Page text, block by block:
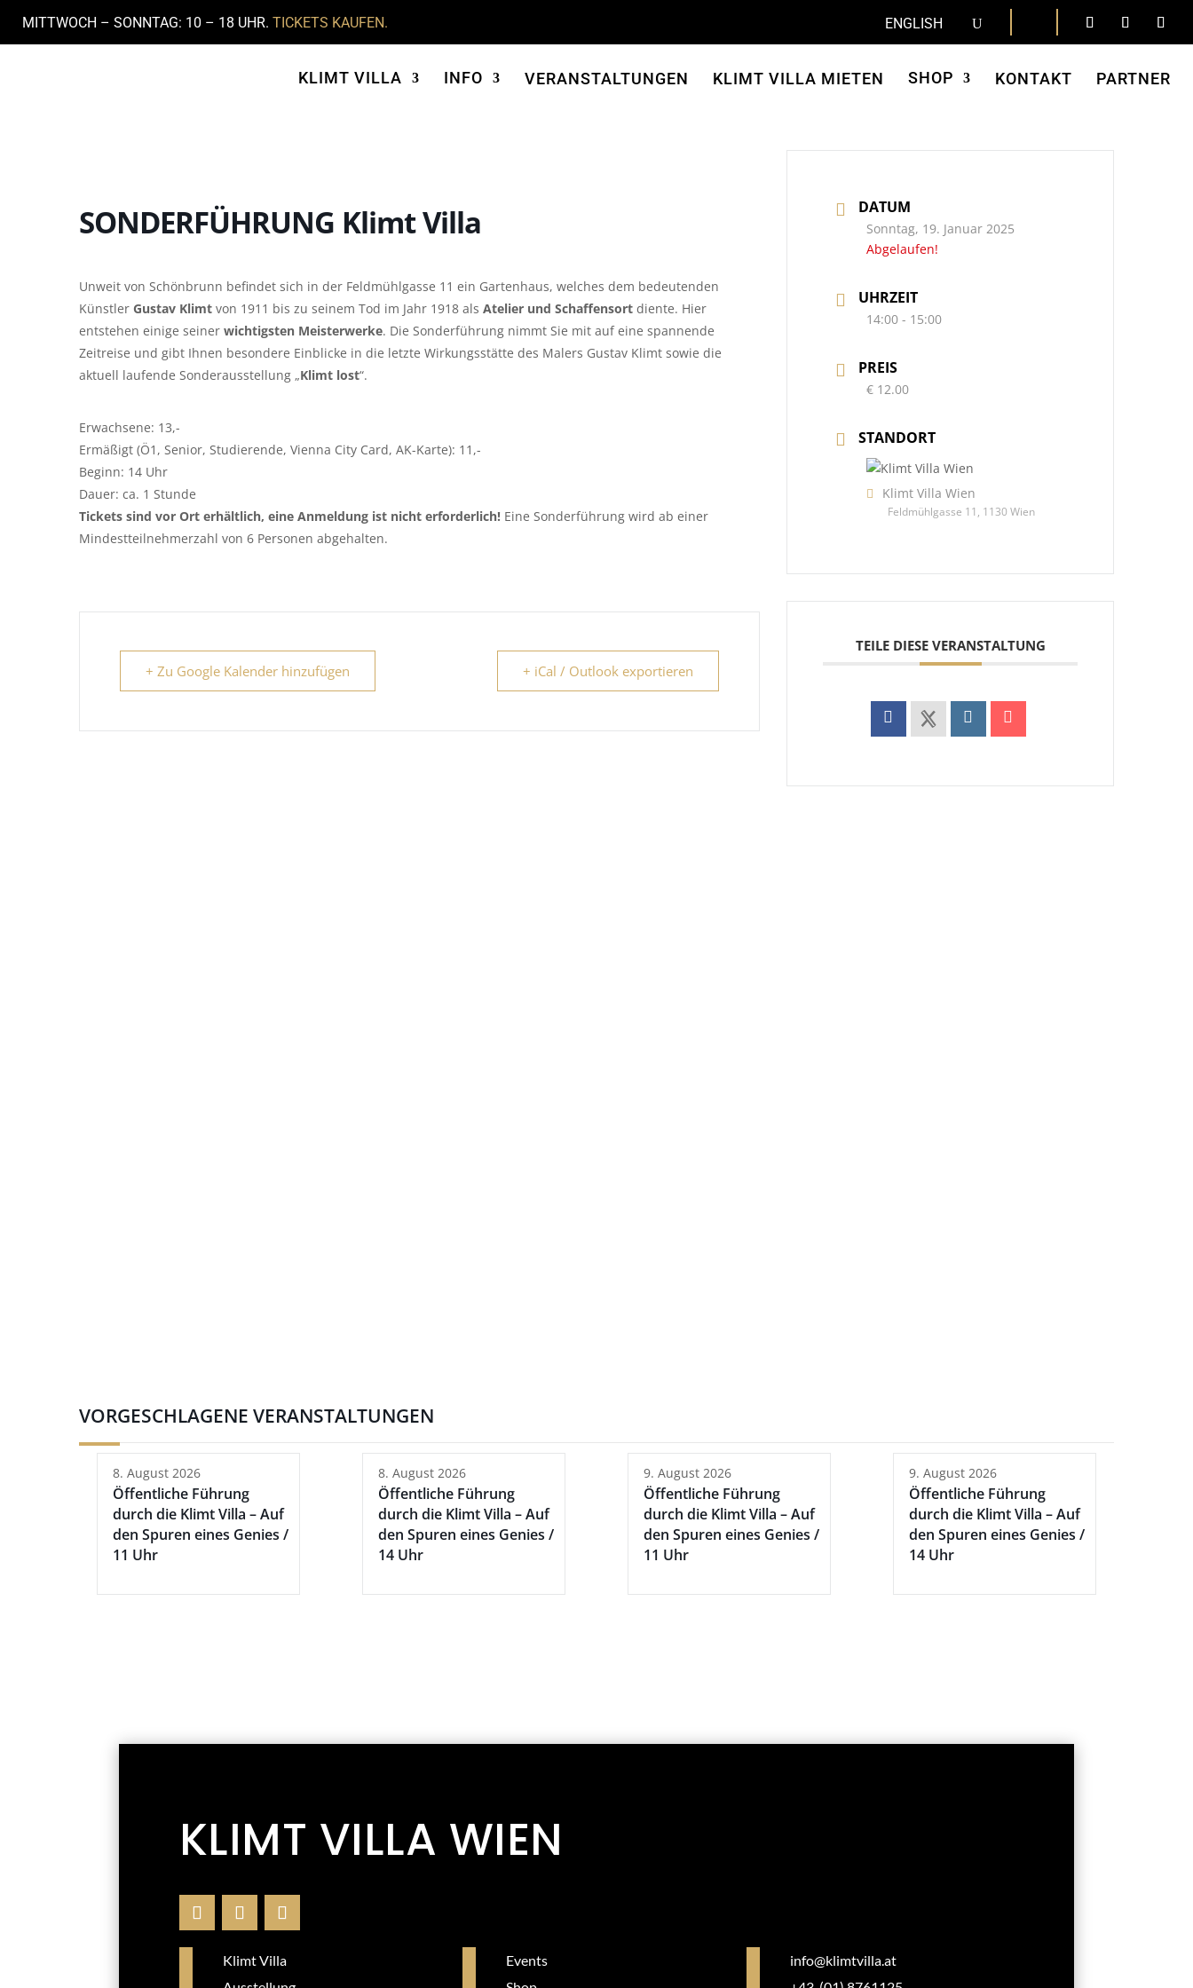
MITTWOCH – SONNTAG: 10 – 18 UHR. TICKETS KAUFEN. ENGLISH
KLIMT VILLA INFO VERANSTALTUNGEN KLIMT VILLA MIETEN SHOP KONTAKT PARTNER
SONDERFÜHRUNG Klimt Villa
Unweit von Schönbrunn befindet sich in der Feldmühlgasse 11 ein Gartenhaus, welches dem bedeutenden
Künstler Gustav Klimt von 1911 bis zu seinem Tod im Jahr 1918 als Atelier und Schaffensort diente. Hier
entstehen einige seiner wichtigsten Meisterwerke. Die Sonderführung nimmt Sie mit auf eine spannende
Zeitreise und gibt Ihnen besondere Einblicke in die letzte Wirkungsstätte des Malers Gustav Klimt sowie die
aktuell laufende Sonderausstellung „Klimt lost“.
Erwachsene: 13,-
Ermäßigt (Ö1, Senior, Studierende, Vienna City Card, AK-Karte): 11,-
Beginn: 14 Uhr
Dauer: ca. 1 Stunde
Tickets sind vor Ort erhältlich, eine Anmeldung ist nicht erforderlich! Eine Sonderführung wird ab einer
Mindestteilnehmerzahl von 6 Personen abgehalten.
+ Zu Google Kalender hinzufügen + iCal / Outlook exportieren
DATUM
Sonntag, 19. Januar 2025
Abgelaufen!
UHRZEIT
14:00 - 15:00
PREIS
€ 12.00
STANDORT
Klimt Villa Wien
Feldmühlgasse 11, 1130 Wien
TEILE DIESE VERANSTALTUNG
VORGESCHLAGENE VERANSTALTUNGEN
8. August 2026
Öffentliche Führung
durch die Klimt Villa – Auf
den Spuren eines Genies /
11 Uhr
8. August 2026
Öffentliche Führung
durch die Klimt Villa – Auf
den Spuren eines Genies /
14 Uhr
9. August 2026
Öffentliche Führung
durch die Klimt Villa – Auf
den Spuren eines Genies /
11 Uhr
9. August 2026
Öffentliche Führung
durch die Klimt Villa – Auf
den Spuren eines Genies /
14 Uhr
KLIMT VILLA WIEN
Klimt Villa
Events
info@klimtvilla.at